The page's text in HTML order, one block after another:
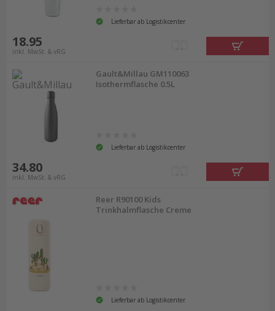
Lieferbar ab Logistikcenter
18.95
inkl. MwSt. & vRG
Gault&Millau GM110063
Isothermflasche 0.5L
Lieferbar ab Logistikcenter
34.80
inkl. MwSt. & vRG
Reer R90100 Kids
Trinkhalmflasche Creme
Lieferbar ab Logistikcenter